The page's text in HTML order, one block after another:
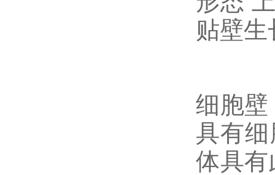
贴壁
细胞
具有
体具